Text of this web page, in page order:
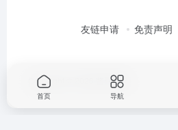
友链申请 免责声明
Copyright © 2026 酱豆导航
首页 导航